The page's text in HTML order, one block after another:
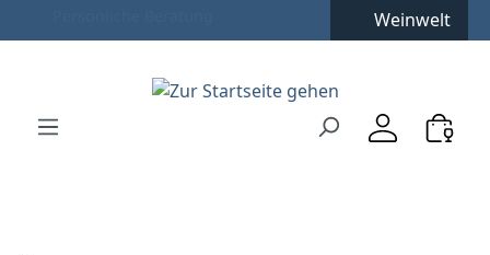
Zur Hauptnavigation springen
Weinwelt